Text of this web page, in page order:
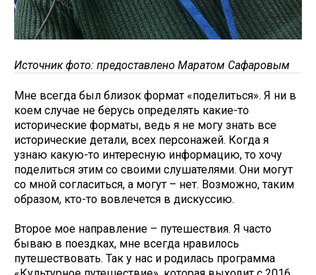
Источник фото: предоставлено Маратом Сафаровым
Мне всегда был близок формат «поделиться». Я ни в
коем случае не берусь определять какие-то
исторические форматы, ведь я не могу знать все
исторические детали, всех персонажей. Когда я
узнаю какую-то интересную информацию, то хочу
поделиться этим со своими слушателями. Они могут
со мной согласиться, а могут – нет. Возможно, таким
образом, кто-то вовлечется в дискуссию.
Второе мое направление – путешествия. Я часто
бываю в поездках, мне всегда нравилось
путешествовать. Так у нас и родилась программа